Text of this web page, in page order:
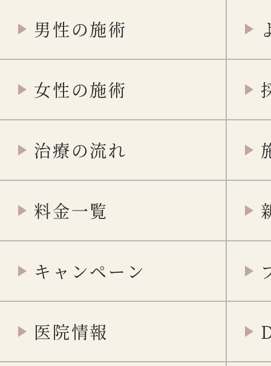
男性の施術
女性の施術
治療の流れ
料金一覧
キャンペーン
医院情報